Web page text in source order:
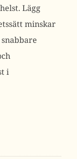
Lägg
minskar
i